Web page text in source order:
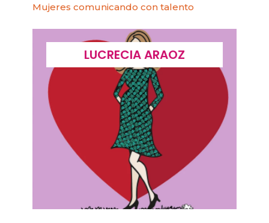
Mujeres comunicando con talento
LUCRECIA ARAOZ